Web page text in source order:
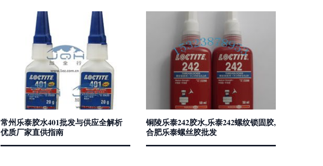
常州乐泰胶水401批发与供应全解析
优质厂家直供指南
铜陵乐泰242胶水,乐泰242螺纹锁固胶,
合肥乐泰螺丝胶批发